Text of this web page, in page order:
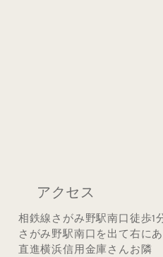
アクセス
相鉄線さがみ野駅南口徒歩1
さがみ野駅南口を出て右に
直進横浜信用金庫さんお隣